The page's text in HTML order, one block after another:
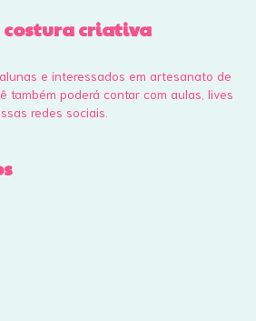
costura criativa
e interessados em artesanato de
também poderá contar com aulas, lives
redes sociais.